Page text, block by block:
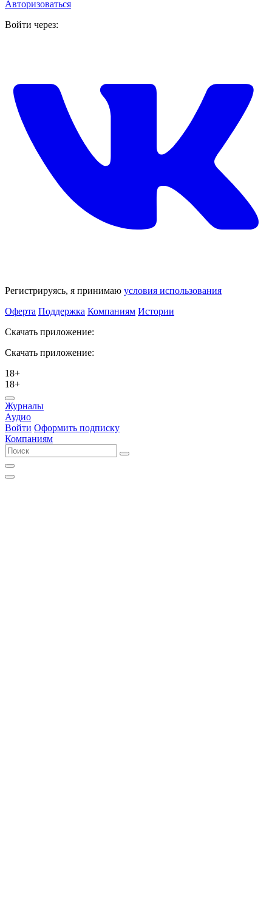
Авторизоваться
Войти через:
Регистрируясь, я принимаю условия использования
Оферта Поддержка Компаниям Истории
Скачать приложение:
Скачать приложение:
18+
18+
Журналы
Аудио
Войти Оформить подписку
Компаниям